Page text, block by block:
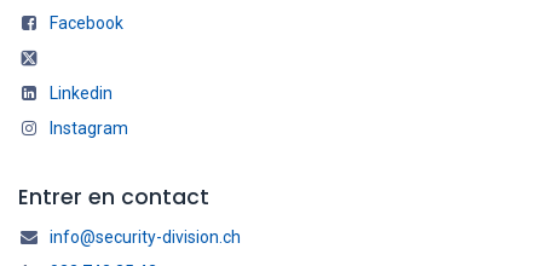
Facebook
Linkedin
Instagram
Entrer en contact
info@security-division.ch